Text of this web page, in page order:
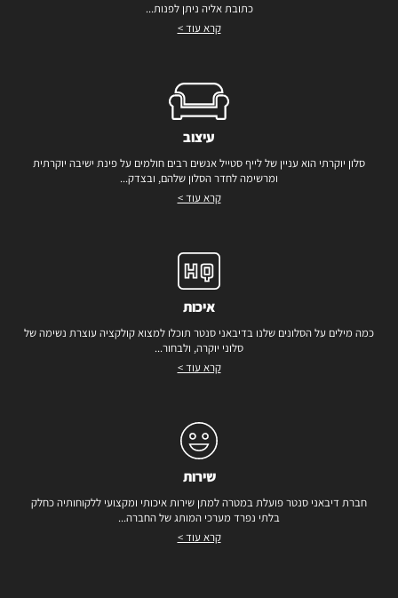
כתובת אליה ניתן לפנות...
קרא עוד >
עיצוב
סלון יוקרתי הוא עניין של לייף סטייל אנשים רבים חולמים על פינת ישיבה יוקרתית
ומרשימה לחדר הסלון שלהם, ובצדק...
קרא עוד >
איכות
כמה מילים על הסלונים שלנו בדיבאני סנטר תוכלו למצוא קולקציה עוצרת נשימה של
סלוני יוקרה, ולבחור...
קרא עוד >
שירות
חברת דיבאני סנטר פועלת במטרה למתן שירות איכותי ומקצועי ללקוחותיה כחלק
בלתי נפרד מערכי המותג של החברה...
קרא עוד >